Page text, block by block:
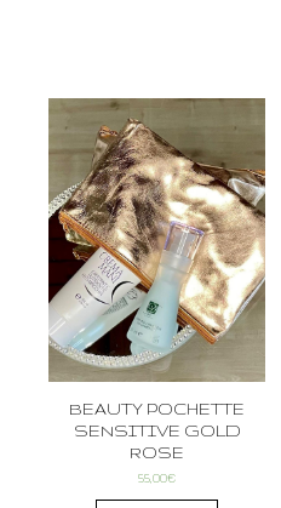
BEAUTY POCHETTE
SENSITIVE GOLD
ROSE
55,00€